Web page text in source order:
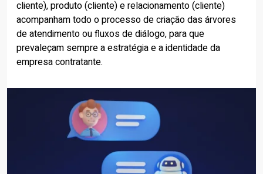
cliente), produto (cliente) e relacionamento (cliente)
acompanham todo o processo de criação das árvores
de atendimento ou fluxos de diálogo, para que
prevaleçam sempre a estratégia e a identidade da
empresa contratante.